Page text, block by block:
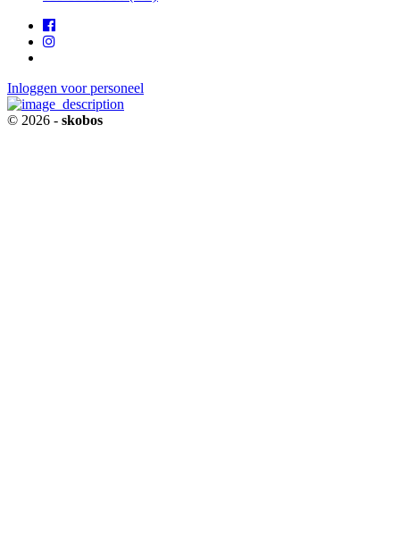
Inloggen voor personeel
© 2026 - skobos